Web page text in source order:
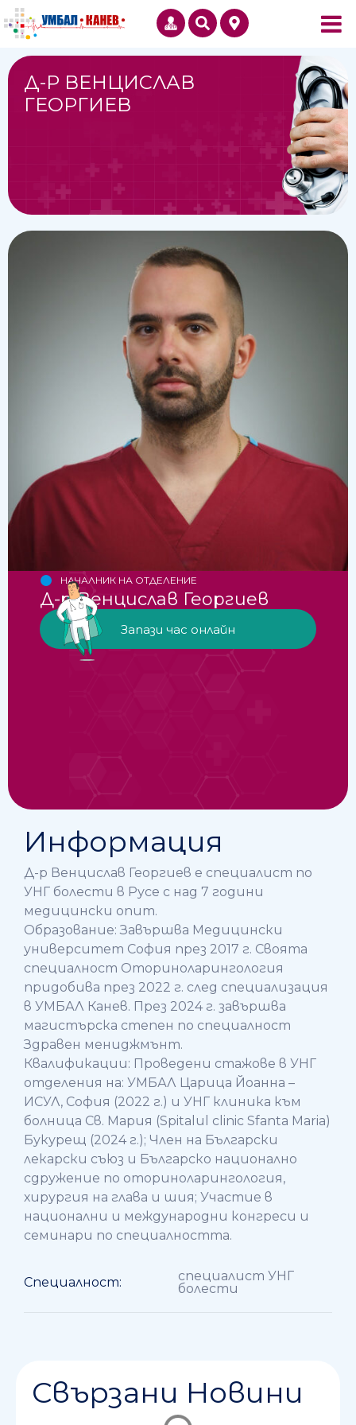
Д-Р ВЕНЦИСЛАВ
ГЕОРГИЕВ
НАЧАЛНИК НА ОТДЕЛЕНИЕ
Д-р Венцислав Георгиев
Запази час онлайн
Информация
Д-р Венцислав Георгиев е специалист по
УНГ болести в Русе с над 7 години
медицински опит.
Образование: Завършва Медицински
университет София през 2017 г. Своята
специалност Оториноларингология
придобива през 2022 г. след специализация
в УМБАЛ Канев. През 2024 г. завършва
магистърска степен по специалност
Здравен мениджмънт.
Квалификации: Проведени стажове в УНГ
отделения на: УМБАЛ Царица Йоанна –
ИСУЛ, София (2022 г.) и УНГ клиника към
болница Св. Мария (Spitalul clinic Sfanta Maria)
Букурещ (2024 г.); Член на Български
лекарски съюз и Българско национално
сдружение по оториноларингология,
хирургия на глава и шия; Участие в
национални и международни конгреси и
семинари по специалността.
Специалност:
специалист УНГ
болести
Свързани Новини